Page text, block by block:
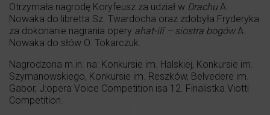
Otrzymała nagrodę Koryfeusz za udział w DrachuA.
Nowaka do libretta Sz. Twardocha oraz zdobyła Fryderyka
za dokonanie nagrania opery ahat-ilī – siostra bogówA.
Nowaka do słów O. Tokarczuk.
Nagrodzona m.in. na: Konkursie im. Halskiej, Konkursie im.
Szymanowskiego, Konkursie im. Reszków, Belvedere im.
Gabor, J:opera Voice Competition isa 12. Finalistka Viotti
Competition.